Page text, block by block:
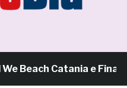
Catania e Finale